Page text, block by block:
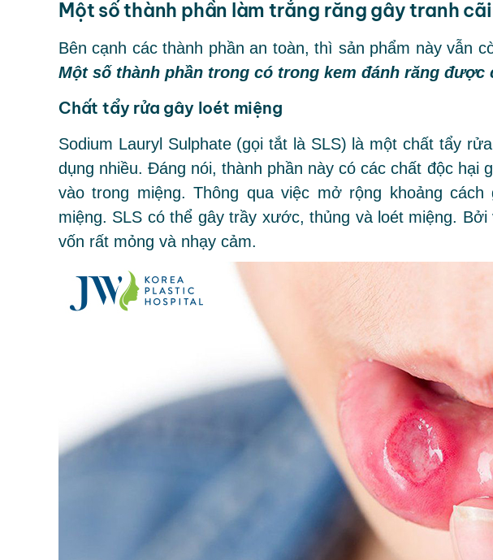
Một số thành phần làm trắng răng gây tranh cãi
Bên cạnh các thành phần an toàn, thì sản phẩm này vẫn
Một số thành phần trong có trong kem đánh răng được
Chất tẩy rửa gây loét miệng
Sodium Lauryl Sulphate (gọi tắt là SLS) là một chất tẩy
dụng nhiều. Đáng nói, thành phần này có các chất độc hại
vào trong miệng. Thông qua việc mở rộng khoảng
miệng. SLS có thể gây trầy xước, thủng và loét miệng.
vốn rất mỏng và nhạy cảm.